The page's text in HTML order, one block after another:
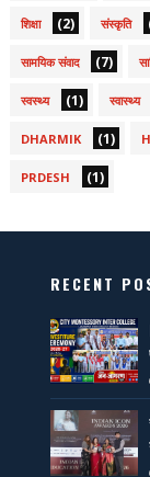
शिक्षा (2) संस्कृति
सामयिक संवाद (7)
स्वस्थ्य (1) स्वास्थ्य
DHARMIK (1)
PRDESH (1)
RECENT